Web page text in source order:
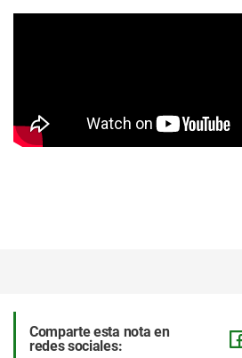
Comparte esta nota en
redes sociales: